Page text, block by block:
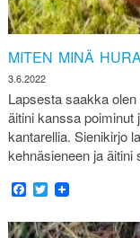
MITEN MINÄ
3.6.2022
Lapsesta saakka
äitini kanssa
kantarellia. Sienikirjo
kehnäsieneen ja
Facebook
Twitter